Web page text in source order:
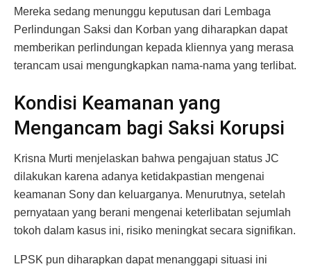
Mereka sedang menunggu keputusan dari Lembaga
Perlindungan Saksi dan Korban yang diharapkan dapat
memberikan perlindungan kepada kliennya yang merasa
terancam usai mengungkapkan nama-nama yang terlibat.
Kondisi Keamanan yang
Mengancam bagi Saksi Korupsi
Krisna Murti menjelaskan bahwa pengajuan status JC
dilakukan karena adanya ketidakpastian mengenai
keamanan Sony dan keluarganya. Menurutnya, setelah
pernyataan yang berani mengenai keterlibatan sejumlah
tokoh dalam kasus ini, risiko meningkat secara signifikan.
LPSK pun diharapkan dapat menanggapi situasi ini